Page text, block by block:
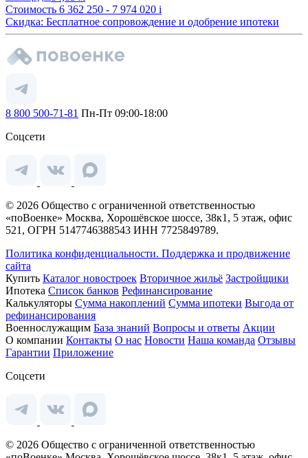
Стоимость 6 362 250 - 7 974 020 i
Скидка: Бесплатное сопровождение и одобрение ипотеки
8 800 500-71-81 Пн-Пт 09:00-18:00
Соцсети
© 2026 Общество с ограниченной ответственностью
«поВоенке» Москва, Хорошёвское шоссе, 38к1, 5 этаж, офис
521, ОГРН 5147746388543 ИНН 7725849789.
Политика конфиденциальности. Поддержка и продвижение
сайта
Купить Каталог новостроек Вторичное жильё Застройщики
Ипотека Список банков Рефинансирование
Калькуляторы Сумма накоплений Сумма ипотеки Выгода от
рефинансирования
Военнослужащим База знаний Вопросы и ответы Акции
О компании Контакты О нас Новости Наша команда Отзывы
Гарантии Приложение
Соцсети
© 2026 Общество с ограниченной ответственностью